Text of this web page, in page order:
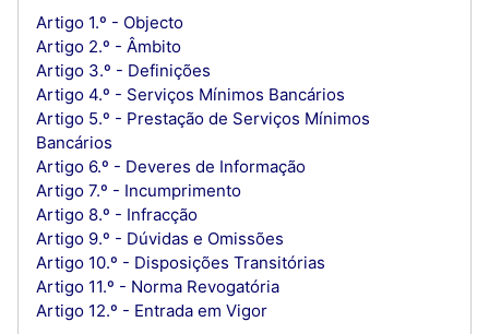
Artigo 1.º - Objecto
Artigo 2.º - Âmbito
Artigo 3.º - Definições
Artigo 4.º - Serviços Mínimos Bancários
Artigo 5.º - Prestação de Serviços Mínimos
Bancários
Artigo 6.º - Deveres de Informação
Artigo 7.º - Incumprimento
Artigo 8.º - Infracção
Artigo 9.º - Dúvidas e Omissões
Artigo 10.º - Disposições Transitórias
Artigo 11.º - Norma Revogatória
Artigo 12.º - Entrada em Vigor